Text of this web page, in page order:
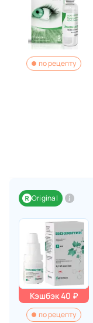
по рецепту
Original
Кэшбэк 40 ₽
по рецепту